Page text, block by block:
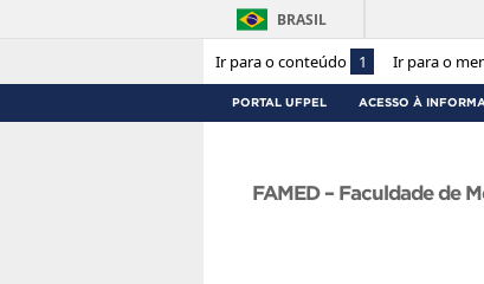
Ir para o conteúdo 1 Ir para o
BRASIL
PORTAL UFPEL ACESSO À
FAMED – Faculdade de